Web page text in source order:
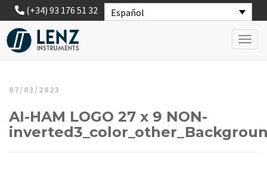
Español
(+34) 93 176 51 32
07/03/2023
AI-HAM LOGO 27 x 9 NON-